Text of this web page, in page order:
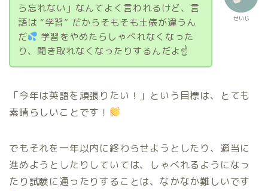
せいじ
ら忘れない」なんてよく言われるけど、言
語は “学習” だからそもそも土俵が違うん
だ
学習をやめたらしゃべれなくなった
り、聞き取れなくなったりするんだよ☝
「今年は英語を頑張りたい！」という目標は、とても
素晴らしいことです！
でもそれを一年以内に終わらせようとしたり、適当に
進めようとしたりしていては、しゃべれるようになっ
たり試験に通ったりすることは、なかなか難しいです